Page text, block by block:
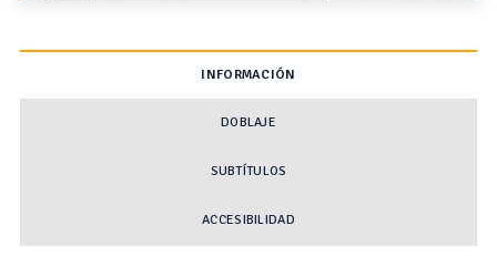
INFORMACIÓN
DOBLAJE
SUBTÍTULOS
ACCESIBILIDAD